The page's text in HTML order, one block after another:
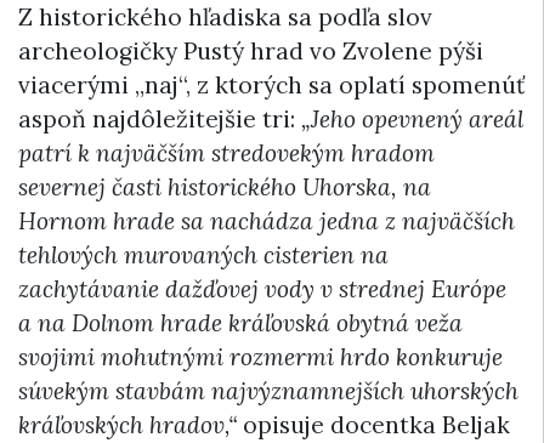
Z historického hľadiska sa podľa slov
archeologičky Pustý hrad vo Zvolene pýši
viacerými „naj“, z ktorých sa oplatí spomenúť
aspoň najdôležitejšie tri: „Jeho opevnený areál
patrí k najväčším stredovekým hradom
severnej časti historického Uhorska, na
Hornom hrade sa nachádza jedna z najväčších
tehlových murovaných cisterien na
zachytávanie dažďovej vody v strednej Európe
a na Dolnom hrade kráľovská obytná veža
svojimi mohutnými rozmermi hrdo konkuruje
súvekým stavbám najvýznamnejších uhorských
kráľovských hradov,“ opisuje docentka Beljak